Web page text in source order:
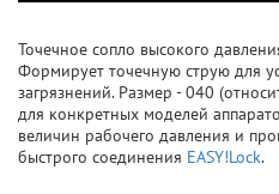
Точечное сопло высокого
Формирует точечную струю для
загрязнений. Размер - 040
для конкретных моделей
величин рабочего давления и
быстрого соединения EASY!Lock.